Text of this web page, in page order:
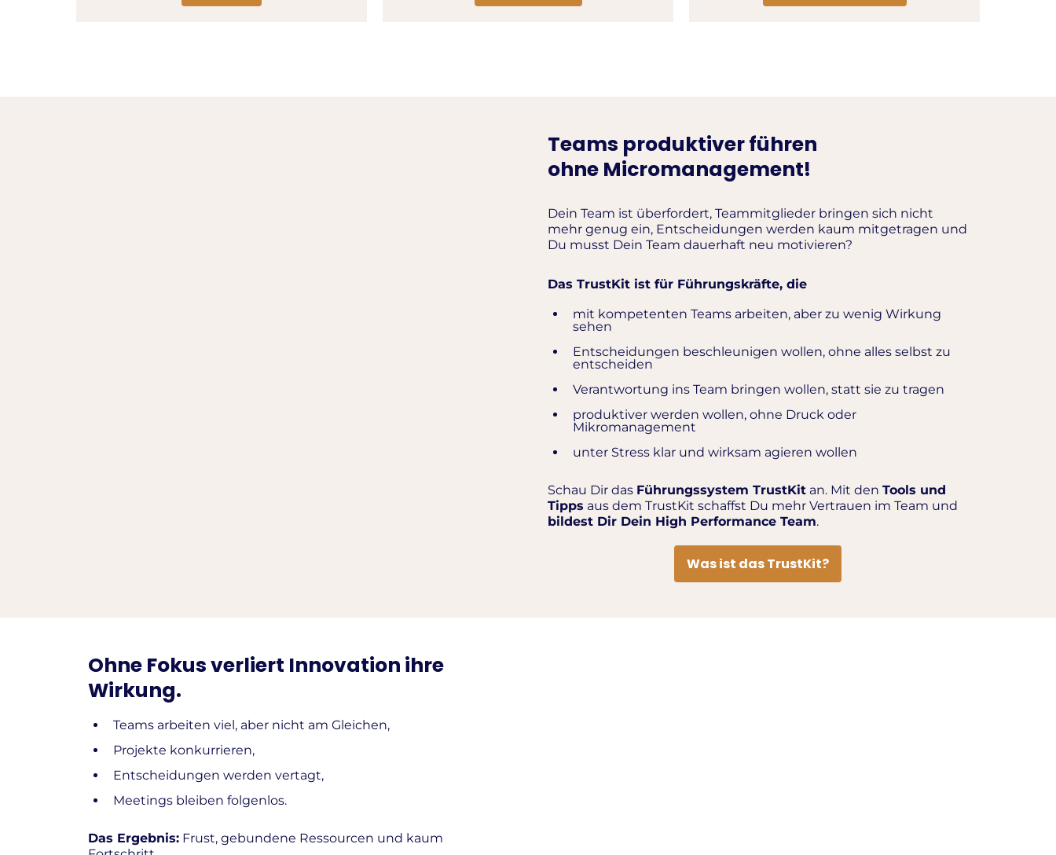
Teams produktiver führen
ohne Micromanagement!
Dein Team ist überfordert, Teammitglieder bringen sich nicht
mehr genug ein, Entscheidungen werden kaum mitgetragen und
Du musst Dein Team dauerhaft neu motivieren?
Das TrustKit ist für Führungskräfte, die
mit kompetenten Teams arbeiten, aber zu wenig Wirkung
sehen
Entscheidungen beschleunigen wollen, ohne alles selbst zu
entscheiden
Verantwortung ins Team bringen wollen, statt sie zu tragen
produktiver werden wollen, ohne Druck oder
Mikromanagement
unter Stress klar und wirksam agieren wollen
Schau Dir das Führungssystem TrustKit an. Mit den Tools und
Tipps aus dem TrustKit schaffst Du mehr Vertrauen im Team und
bildest Dir Dein High Performance Team.
Was ist das TrustKit?
Ohne Fokus verliert Innovation ihre
Wirkung.
Teams arbeiten viel, aber nicht am Gleichen,
Projekte konkurrieren,
Entscheidungen werden vertagt,
Meetings bleiben folgenlos.
Das Ergebnis: Frust, gebundene Ressourcen und kaum